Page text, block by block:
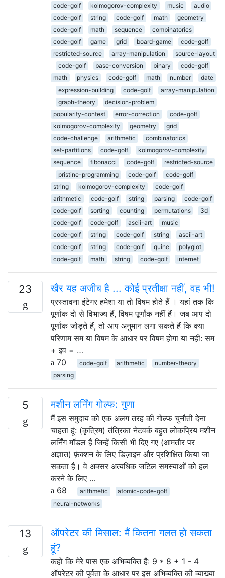
code-golf kolmogorov-complexity music
audio
code-golf
string code-golf math
geometry
code-golf
math sequence
combinatorics
code-golf
game grid board-game
code-golf
restricted-source
array-manipulation
source-layout
code-golf
base-conversion binary
code-golf
math
physics code-golf math number
date
expression-building
code-golf
array-manipulation
graph-theory
decision-problem
popularity-contest
error-correction
code-golf
kolmogorov-complexity
geometry
grid
code-challenge
arithmetic
combinatorics
set-partitions
code-golf
kolmogorov-complexity
sequence
fibonacci code-golf
restricted-source
pristine-programming
code-golf
code-golf
string
kolmogorov-complexity
code-golf
arithmetic
code-golf string parsing
code-golf
code-golf
sorting counting permutations
3d
code-golf
code-golf ascii-art
music
code-golf
string code-golf string
ascii-art
code-golf
string code-golf quine
polyglot
code-golf
math string code-golf internet
23 खैर यह अजीब है ... कोई प्रतीक्षा नहीं, वह भी!
प्रस्तावना इंटेगर हमेशा या तो विषम होते हैं । यहां तक ​​कि
पूर्णांक दो से विभाज्य हैं, विषम पूर्णांक नहीं हैं। जब आप दो
पूर्णांक जोड़ते हैं, तो आप अनुमान लगा सकते हैं कि क्या
परिणाम सम या विषम के आधार पर विषम होगा या नहीं: सम
+ इव = …
70
code-golf arithmetic
number-theory
parsing
5 मशीन लर्निंग गोल्फ: गुणा
मैं इस समुदाय को एक अलग तरह की गोल्फ चुनौती देना
चाहता हूं: (कृत्रिम) तंत्रिका नेटवर्क बहुत लोकप्रिय मशीन
लर्निंग मॉडल हैं जिन्हें किसी भी दिए गए (आमतौर पर
अज्ञात) फ़ंक्शन के लिए डिज़ाइन और प्रशिक्षित किया जा
सकता है। वे अक्सर अत्यधिक जटिल समस्याओं को हल
करने के लिए …
68
arithmetic
atomic-code-golf
neural-networks
13
ऑपरेटर की मिसाल: मैं कितना गलत हो सकता
हूं?
कहो कि मेरे पास एक अभिव्यक्ति है: 9 * 8 + 1 - 4
ऑपरेटर की पूर्वता के आधार पर इस अभिव्यक्ति की व्याख्या